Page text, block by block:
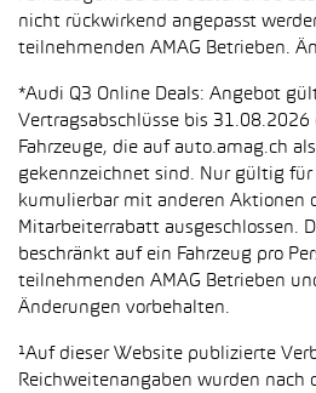
nicht rückwirkend angepasst
teilnehmenden AMAG Betrieben.
*Audi Q3 Online Deals: Angebot
Vertragsabschlüsse bis
Fahrzeuge, die auf auto.amag.ch
gekennzeichnet sind. Nur gültig
kumulierbar mit anderen Aktionen
Mitarbeiterrabatt ausgeschlossen.
beschränkt auf ein Fahrzeug pro
teilnehmenden AMAG Betrieben
Änderungen vorbehalten.
¹Auf dieser Website publizierte
Reichweitenangaben wurden nach